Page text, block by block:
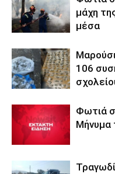
μάχη
μέσα
106
Φωτιά
Μήνυμα